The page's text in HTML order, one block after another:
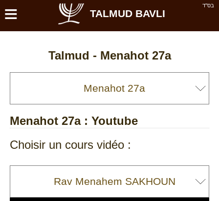
בס''ד ≡ TALMUD BAVLI
Talmud - Menahot 27a
Menahot 27a: Youtube
Choisir un cours vidéo :